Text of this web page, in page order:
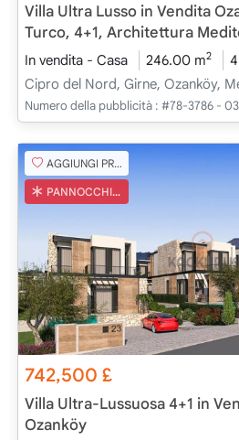
Villa Ultra Lusso in Vendita
Turco, 4+1, Architettura
In vendita - Casa 246.00 m2
Cipro del Nord, Girne, Ozanköy,
Numero della pubblicità : #78-3786 -
AGGIUNGI PREFERITO
PANNOCCHIA TURCA
742,500£
Villa Ultra-Lussuosa 4+1 in
Ozanköy